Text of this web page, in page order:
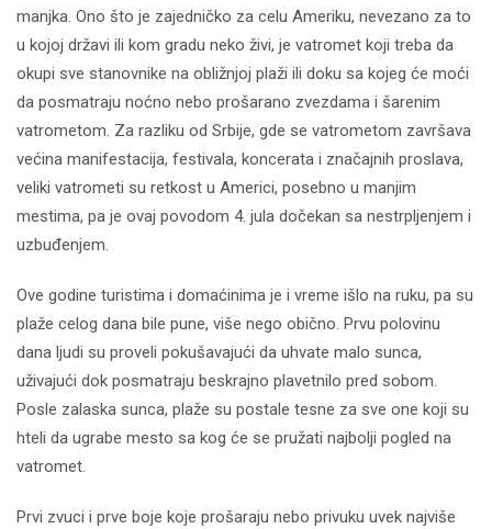
manjka. Ono što je zajedničko za celu Ameriku, nevezano za to
u kojoj državi ili kom gradu neko živi, je vatromet koji treba da
okupi sve stanovnike na obližnjoj plaži ili doku sa kojeg će moći
da posmatraju noćno nebo prošarano zvezdama i šarenim
vatrometom. Za razliku od Srbije, gde se vatrometom završava
većina manifestacija, festivala, koncerata i značajnih proslava,
veliki vatrometi su retkost u Americi, posebno u manjim
mestima, pa je ovaj povodom 4. jula dočekan sa nestrpljenjem i
uzbuđenjem.
Ove godine turistima i domaćinima je i vreme išlo na ruku, pa su
plaže celog dana bile pune, više nego obično. Prvu polovinu
dana ljudi su proveli pokušavajući da uhvate malo sunca,
uživajući dok posmatraju beskrajno plavetnilo pred sobom.
Posle zalaska sunca, plaže su postale tesne za sve one koji su
hteli da ugrabe mesto sa kog će se pružati najbolji pogled na
vatromet.
Prvi zvuci i prve boje koje prošaraju nebo privuku uvek najviše